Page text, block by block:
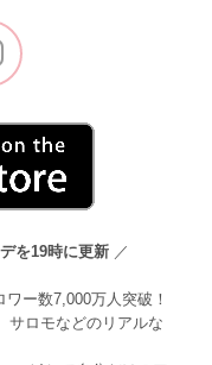
を19時に更新 ／
ー数7,000万人突破！
サロモなどのリアルな